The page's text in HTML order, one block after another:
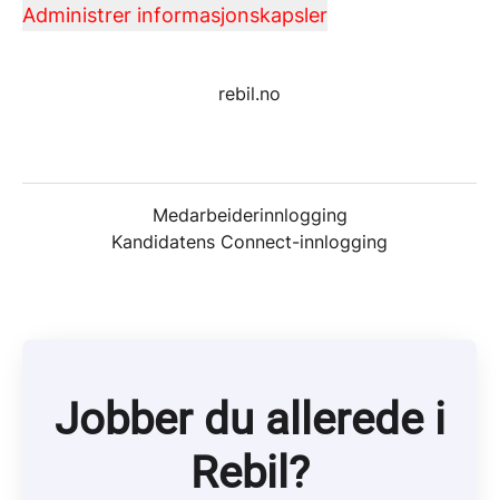
Administrer informasjonskapsler
rebil.no
Medarbeiderinnlogging
Kandidatens Connect-innlogging
Jobber du allerede i
Rebil?